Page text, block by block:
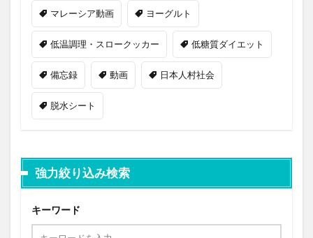
マレーシア動画 ヨーグルト
低温調理・スロークッカー 低糖質ダイエット
備忘録 動画 日本人村社会
脱水シート
強力絞り込み検索
キーワード